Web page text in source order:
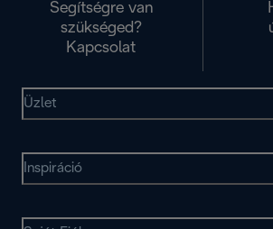
Segítségre van
szükséged?
Kapcsolat
Üzlet
Inspiráció